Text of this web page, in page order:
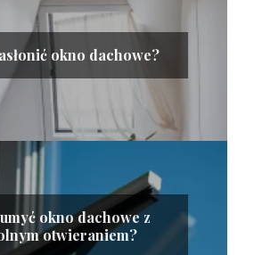
okno dachowe?
okno dachowe z
otwieraniem?